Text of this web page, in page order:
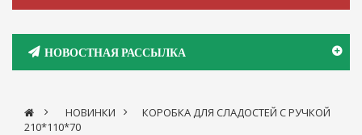
НОВОСТНАЯ РАССЫЛКА
> НОВИНКИ >
КОРОБКА ДЛЯ СЛАДОСТЕЙ С РУЧКОЙ
210*110*70